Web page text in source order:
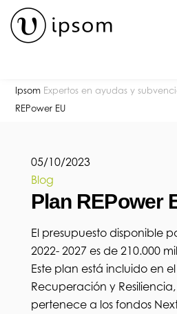
Skip
content
Ipsom Expertos en ayudas y
REPower EU
05/10/2023
Blog
Plan REPower
El presupuesto disponible
2022- 2027 es de 210.000
Este plan está incluido en
Recuperación y
pertenece a los fondos